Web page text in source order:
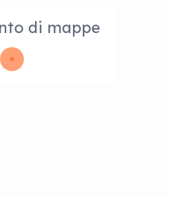
di mappe